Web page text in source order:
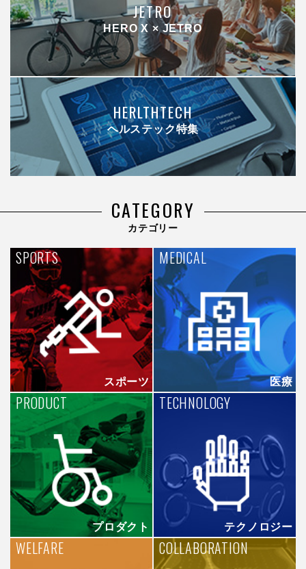
JETRO
HERO X × JETRO
HERLTHTECH
ヘルステック特集
CATEGORY
カテゴリー
スポーツ
SPORTS
医療
MEDICAL
プロダクト
PRODUCT
テクノロジー
TECHNOLOGY
WELFARE COLLABORATION